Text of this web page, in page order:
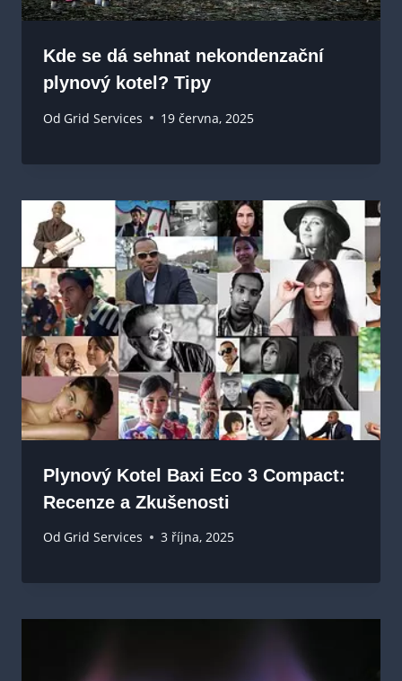
Kde se dá sehnat nekondenzační
plynový kotel? Tipy
Od Grid Services 19 června, 2025
Plynový Kotel Baxi Eco 3 Compact:
Recenze a Zkušenosti
Od Grid Services 3 října, 2025